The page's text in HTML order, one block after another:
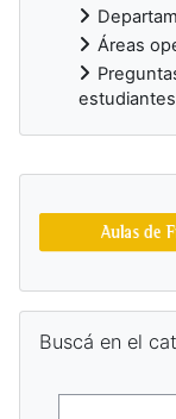
Áreas
Bloques
Buscá en el